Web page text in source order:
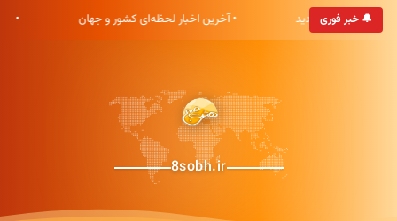
🔔 خبر فوری
هشت صبح خوش آمدید • آخرین اخبار لحظه‌ای کشور و جهان
8sobh.ir